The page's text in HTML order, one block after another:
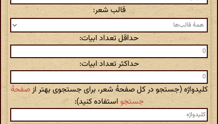
قالب شعر:
حداقل تعداد ابیات:
حداکثر تعداد ابیات:
کلیدواژه (جستجو در کل صفحهٔ شعر، برای جستجوی بهتر ازصفحهٔ
جستجو استفاده کنید):